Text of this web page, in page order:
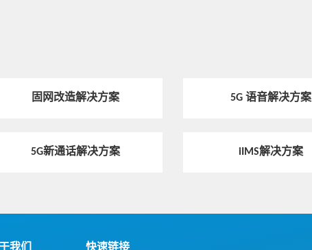
固网改造解决方案 5G 语音解决方案
5G新通话解决方案 iIMS解决方案